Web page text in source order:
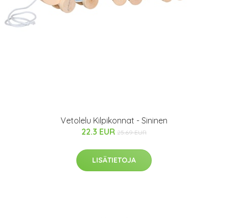
Vetolelu Kilpikonnat - Sininen
22.3 EUR 25.69 EUR
LISÄTIETOJA